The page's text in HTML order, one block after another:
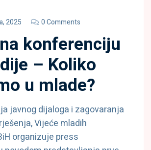
2025 0 Comments
konferenciju
– Koliko
u mlade?
javnog dijaloga i zagovaranja
Vijeće mladih
organizuje press